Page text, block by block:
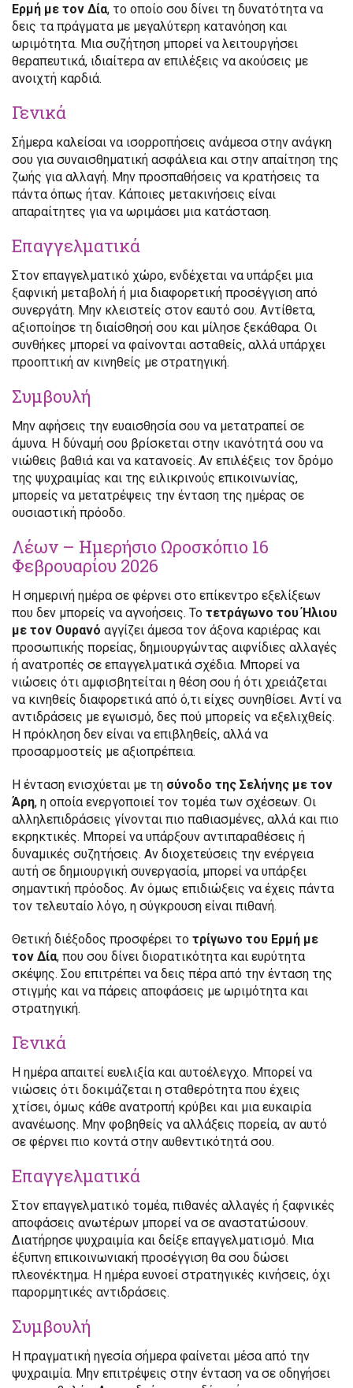
Ερμή με τον Δία, το οποίο σου δίνει τη δυνατότητα να
δεις τα πράγματα με μεγαλύτερη κατανόηση και
ωριμότητα. Μια συζήτηση μπορεί να λειτουργήσει
θεραπευτικά, ιδιαίτερα αν επιλέξεις να ακούσεις με
ανοιχτή καρδιά.
Γενικά
Σήμερα καλείσαι να ισορροπήσεις ανάμεσα στην ανάγκη
σου για συναισθηματική ασφάλεια και στην απαίτηση της
ζωής για αλλαγή. Μην προσπαθήσεις να κρατήσεις τα
πάντα όπως ήταν. Κάποιες μετακινήσεις είναι
απαραίτητες για να ωριμάσει μια κατάσταση.
Επαγγελματικά
Στον επαγγελματικό χώρο, ενδέχεται να υπάρξει μια
ξαφνική μεταβολή ή μια διαφορετική προσέγγιση από
συνεργάτη. Μην κλειστείς στον εαυτό σου. Αντίθετα,
αξιοποίησε τη διαίσθησή σου και μίλησε ξεκάθαρα. Οι
συνθήκες μπορεί να φαίνονται ασταθείς, αλλά υπάρχει
προοπτική αν κινηθείς με στρατηγική.
Συμβουλή
Μην αφήσεις την ευαισθησία σου να μετατραπεί σε
άμυνα. Η δύναμή σου βρίσκεται στην ικανότητά σου να
νιώθεις βαθιά και να κατανοείς. Αν επιλέξεις τον δρόμο
της ψυχραιμίας και της ειλικρινούς επικοινωνίας,
μπορείς να μετατρέψεις την ένταση της ημέρας σε
ουσιαστική πρόοδο.
Λέων – Ημερήσιο Ωροσκόπιο 16
Φεβρουαρίου 2026
Η σημερινή ημέρα σε φέρνει στο επίκεντρο εξελίξεων
που δεν μπορείς να αγνοήσεις. Το τετράγωνο του Ήλιου
με τον Ουρανό αγγίζει άμεσα τον άξονα καριέρας και
προσωπικής πορείας, δημιουργώντας αιφνίδιες αλλαγές
ή ανατροπές σε επαγγελματικά σχέδια. Μπορεί να
νιώσεις ότι αμφισβητείται η θέση σου ή ότι χρειάζεται
να κινηθείς διαφορετικά από ό,τι είχες συνηθίσει. Αντί να
αντιδράσεις με εγωισμό, δες πού μπορείς να εξελιχθείς.
Η πρόκληση δεν είναι να επιβληθείς, αλλά να
προσαρμοστείς με αξιοπρέπεια.
Η ένταση ενισχύεται με τη σύνοδο της Σελήνης με τον
Άρη, η οποία ενεργοποιεί τον τομέα των σχέσεων. Οι
αλληλεπιδράσεις γίνονται πιο παθιασμένες, αλλά και πιο
εκρηκτικές. Μπορεί να υπάρξουν αντιπαραθέσεις ή
δυναμικές συζητήσεις. Αν διοχετεύσεις την ενέργεια
αυτή σε δημιουργική συνεργασία, μπορεί να υπάρξει
σημαντική πρόοδος. Αν όμως επιδιώξεις να έχεις πάντα
τον τελευταίο λόγο, η σύγκρουση είναι πιθανή.
Θετική διέξοδος προσφέρει το τρίγωνο του Ερμή με
τον Δία, που σου δίνει διορατικότητα και ευρύτητα
σκέψης. Σου επιτρέπει να δεις πέρα από την ένταση της
στιγμής και να πάρεις αποφάσεις με ωριμότητα και
στρατηγική.
Γενικά
Η ημέρα απαιτεί ευελιξία και αυτοέλεγχο. Μπορεί να
νιώσεις ότι δοκιμάζεται η σταθερότητα που έχεις
χτίσει, όμως κάθε ανατροπή κρύβει και μια ευκαιρία
ανανέωσης. Μην φοβηθείς να αλλάξεις πορεία, αν αυτό
σε φέρνει πιο κοντά στην αυθεντικότητά σου.
Επαγγελματικά
Στον επαγγελματικό τομέα, πιθανές αλλαγές ή ξαφνικές
αποφάσεις ανωτέρων μπορεί να σε αναστατώσουν.
Διατήρησε ψυχραιμία και δείξε επαγγελματισμό. Μια
έξυπνη επικοινωνιακή προσέγγιση θα σου δώσει
πλεονέκτημα. Η ημέρα ευνοεί στρατηγικές κινήσεις, όχι
παρορμητικές αντιδράσεις.
Συμβουλή
Η πραγματική ηγεσία σήμερα φαίνεται μέσα από την
ψυχραιμία. Μην επιτρέψεις στην ένταση να σε οδηγήσει